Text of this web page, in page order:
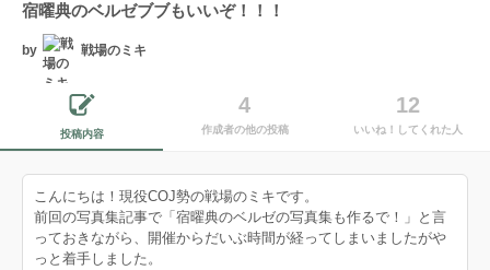
宿曜典のベルゼブブもいいぞ！！！
by 戦場のミキ
投稿内容
4
作成者の他の投稿
12
いいね！してくれた人
こんにちは！現役COJ勢の戦場のミキです。
前回の写真集記事で「宿曜典のベルゼの写真集も作るで！」と言
っておきながら、開催からだいぶ時間が経ってしまいましたがや
っと着手しました。